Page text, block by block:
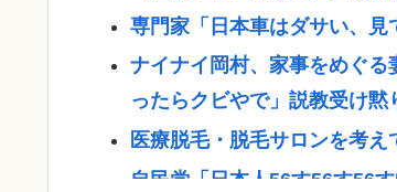
専門家「日本車はダサい、見
ナイナイ岡村、家事をめぐ
ったらクビやで」説教受け
医療脱毛・脱毛サロンを考
自民党「日本人56す56す56